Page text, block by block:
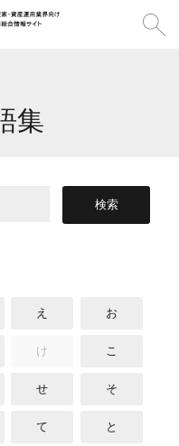
集
え お
け こ
せ そ
て と